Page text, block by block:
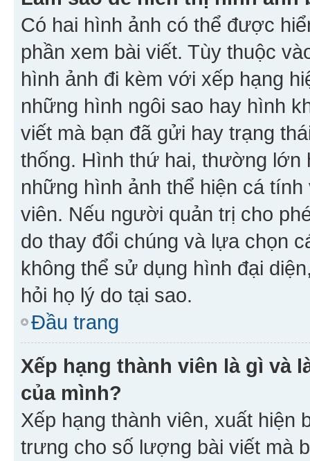
Có hai hình ảnh có thể được
phần xem bài viết. Tùy thuộc
hình ảnh đi kèm với xếp hạng
những hình ngôi sao hay hình
viết mà bạn đã gửi hay trạng
thống. Hình thứ hai, thường
những hình ảnh thể hiện cá
viên. Nếu người quản trị cho
do thay đổi chúng và lựa chọn
không thể sử dụng hình đại
hỏi họ lý do tại sao.
Đầu trang
Xếp hạng thành viên là gì và
của mình?
Xếp hạng thành viên, xuất
trưng cho số lượng bài viết mà